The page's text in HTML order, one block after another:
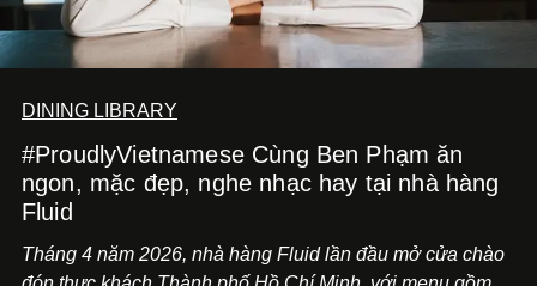
DINING LIBRARY
#ProudlyVietnamese Cùng Ben Phạm ăn
ngon, mặc đẹp, nghe nhạc hay tại nhà hàng
Fluid
Tháng 4 năm 2026, nhà hàng Fluid lần đầu mở cửa chào